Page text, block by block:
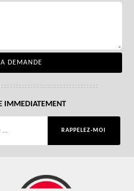
IMMEDIATEMENT